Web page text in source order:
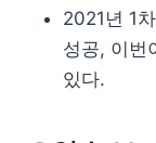
2021년 1
성공, 이번
있다.